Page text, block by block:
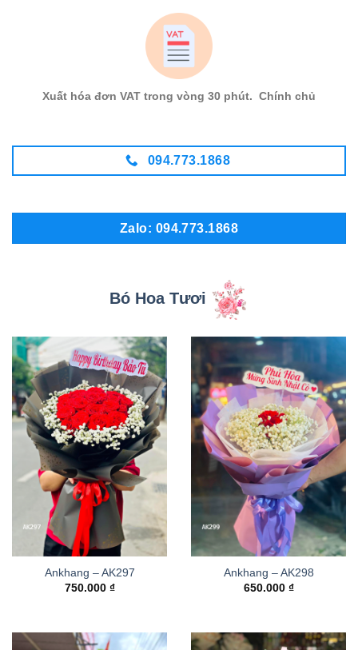
Xuất hóa đơn VAT trong vòng 30 phút. Chính chủ
094.773.1868
Zalo: 094.773.1868
Bó Hoa Tươi
Ankhang – AK297
750.000 ₫
Ankhang – AK298
650.000 ₫